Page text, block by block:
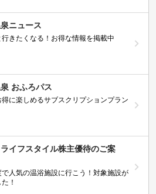
ニュース
きたくなる！お得な情報を掲載中
おふろパス
に楽しめるサブスクリプションプラン
ライフスタイル株主優待のご案
人気の温浴施設に行こう！対象施設が
！